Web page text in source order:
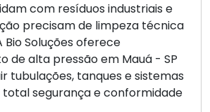
com resíduos industriais e
precisam de limpeza técnica
Bio Soluções oferece
de alta pressão em Mauá - SP
tubulações, tanques e sistemas
total segurança e conformidade